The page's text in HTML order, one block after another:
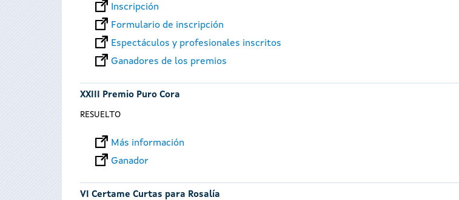
Inscripción
Formulario de inscripción
Espectáculos y profesionales inscritos
Ganadores de los premios
XXIII Premio Puro Cora
RESUELTO
Más información
Ganador
VI Certame Curtas para Rosalía